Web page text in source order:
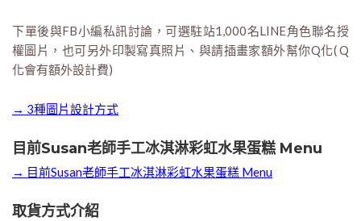
下單後與FB小編私訊討論，可選駐站1,000名LINE角色聯名授
權圖片，也可另外印製寫真照片、與請插畫家額外幫你Q化( Q
化會有額外設計費)
→ 3種圖片設計方式
目前Susan老師手工冰淇淋彩虹水果蛋糕 Menu
→ 目前Susan老師手工冰淇淋彩虹水果蛋糕 Menu
取貨方式介紹